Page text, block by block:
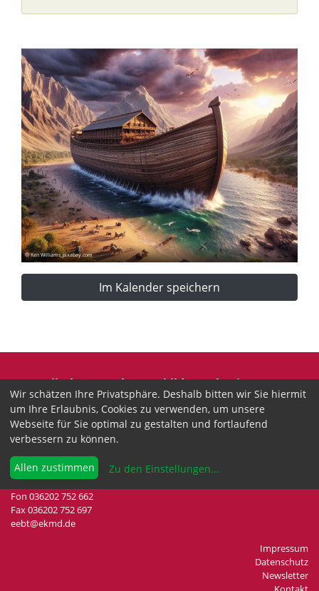
© Ken Williams_pixabay.com
Im Kalender speichern
Evangelische Erwachsenenbildung Thüringen
Wir sind anerkannter freier Träger der
Erwachsenenbildung in Thüringen.
Landesgeschäftsstelle
Drei-Gleichen-Straße 35a
99192 Neudietendorf
Fon 036202 752 662
Fax 036202 752 697
eebt@ekmd.de
Impressum
Datenschutz
Newsletter
Wir schätzen Ihre Privatsphäre. Deshalb bitten wir Sie hiermit
um Ihre Erlaubnis, Cookies zu verwenden, um unsere
Webseite für Sie optimal zu gestalten und fortlaufend
verbessern zu können.
Allen zustimmen Zu den Einstellungen...